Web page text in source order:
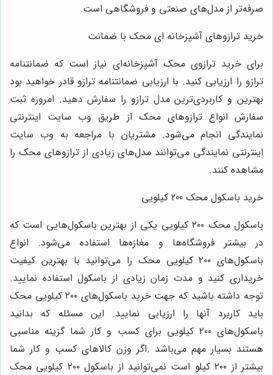
صرفه‌تر از مدل‌های صنعتی و فروشگاهی است.
خرید ترازوهای آشپزخانه ای محک با ضمانت
برای خرید ترازوی محک آشپزخانه‌ای نیاز است که ضمانتنامه
ترازو را ارزیابی کنید. با ارزیابی ضمانتنامه ترازو قادر خواهید بود
بهترین و کاربردی‌ترین مدل ترازو را سفارش دهید. امروزه ثبت
سفارش انواع ترازوهای محک از طریق وب سایت اینترنتی
نمایندگی انجام می‌شود. مشتریان با مراجعه به وب سایت
اینترنتی نمایندگی می‌توانند مدل‌های زیادی از ترازوهای محک را
مشاهده کنند.
خرید باسکول محک 200 کیلویی
باسکول محک ۲۰۰ کیلویی یکی از بهترین باسکول‌هایی است که
در بیشتر فروشگاه‌ها و مغازه‌ها استفاده می‌شود. انواع
باسکول‌های ۲۰۰ کیلویی محک را می‌توانید با بهترین کیفیت
خریداری کنید و مدت زمان زیادی از باسکول استفاده نمایید.
توجه داشته باشید که جهت خرید باسکول‌های ۲۰۰ کیلویی محک
باید کاربرد آنها را ارزیابی نمایید. این مسئله که بدانید
باسکول‌های ۲۰۰ کیلویی برای کسب و کار شما گزینه مناسبی
هستند بسیار مهم می‌باشد .اگر وزن کالاهای کسب و کار شما
بیشتر از ۲۰۰ کیلو است نمی‌توانید از باسکول ۲۰۰ کیلویی محک